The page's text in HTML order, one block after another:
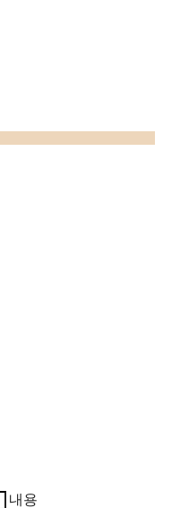
내용